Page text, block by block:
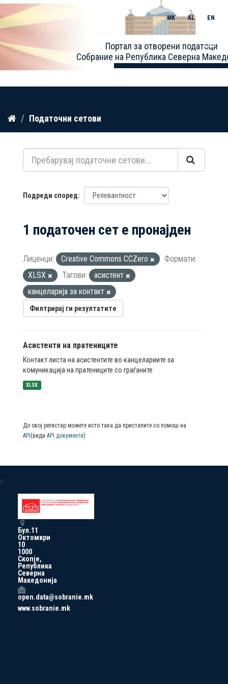
Прескокнете
содржина
Портал за отворени податоци
Собрание на Република Северна
MK AL EN
Toggle
Податочни сетови
Подреди според
1 податочен сет е пронајден
Лиценци: Creative Commons CCZero
Формати:
XLSX
Тагови:
асистент
канцеларија за контакт
Филтрирај ги резултатите
Асистенти на пратениците
Контакт листа на асистентите во канцелариите за
комуникација на пратениците со граѓаните
XLSX
До овој регистар можете исто така да пристапите со помош на
API (види API документи)
a
Бул.11
Октомври
10
1000
Скопје,
Република
Северна
Македонија
open.data@sobranie.mk
www.sobranie.mk